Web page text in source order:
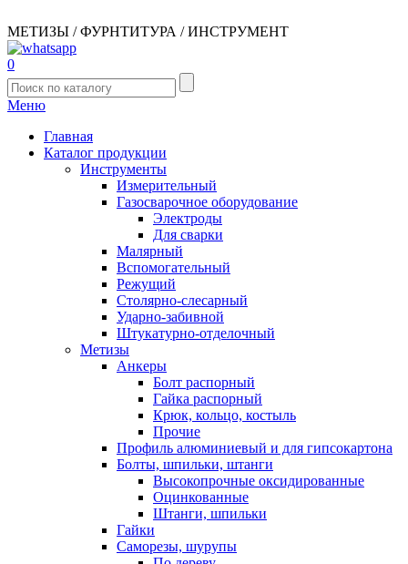
МЕТИЗЫ / ФУРНТИТУРА / ИНСТРУМЕНТ
0
Меню
Главная
Каталог продукции
Инструменты
Измерительный
Газосварочное оборудование
Электроды
Для сварки
Малярный
Вспомогательный
Режущий
Столярно-слесарный
Ударно-забивной
Штукатурно-отделочный
Метизы
Анкеры
Болт распорный
Гайка распорный
Крюк, кольцо, костыль
Прочие
Профиль алюминиевый и для гипсокартона
Болты, шпильки, штанги
Высокопрочные оксидированные
Оцинкованные
Штанги, шпильки
Гайки
Саморезы, шурупы